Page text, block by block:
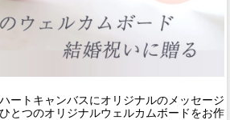
ートキャンバスにオリジナルのメッセージ
とつのオリジナルウェルカムボードをお作